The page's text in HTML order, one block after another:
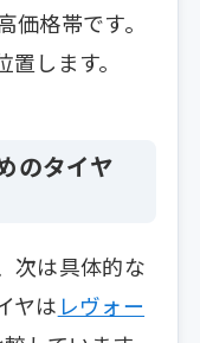
格帯です。
します。
のタイヤ
次は具体的な
ヤは レヴォー